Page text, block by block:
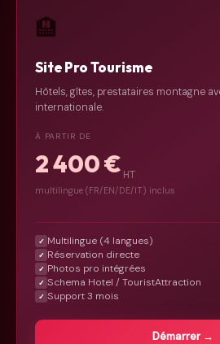
🏨
Site Pro Tourisme
Hôtels, gîtes, prestataires montagne
internationale.
À PARTIR DE
2 400 € HT
multilingue (FR/EN/DE/IT) inclus
✓ Multilingue (4 langues)
✓ Réservation directe
✓ Photos pro intégrées
✓ Schema Hotel / TouristAttraction
✓ Support 3 mois
Démarrer →